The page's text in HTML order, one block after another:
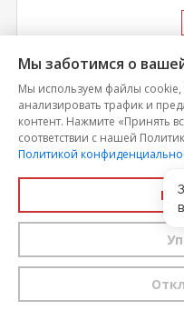
Кухонный гарнитур
Мы заботимся о
Мы используем файлы
анализировать трафик и
контент. Нажмите «Принять
соответствии с нашей
Политикой